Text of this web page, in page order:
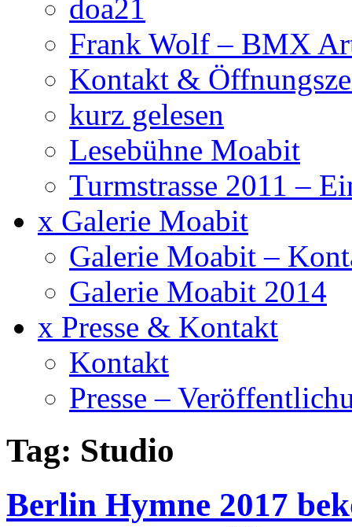
doa21
Frank Wolf – BMX
Kontakt &
kurz gelesen
Lesebühne Moabit
Turmstrasse 2011 –
x Galerie Moabit
Galerie Moabit –
Galerie Moabit 2014
x Presse & Kontakt
Kontakt
Presse –
Tag: Studio
Berlin Hymne 2017